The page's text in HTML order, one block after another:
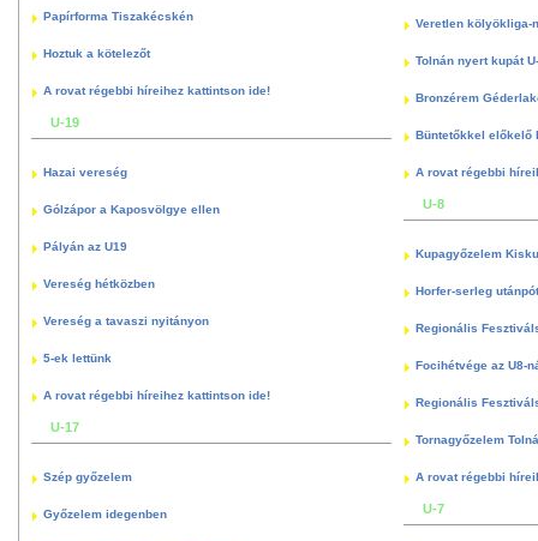
Papírforma Tiszakécskén
Hoztuk a kötelezőt
A rovat régebbi híreihez kattintson ide!
U-19
Hazai vereség
Gólzápor a Kaposvölgye ellen
Pályán az U19
Vereség hétközben
Vereség a tavaszi nyitányon
5-ek lettünk
A rovat régebbi híreihez kattintson ide!
U-17
Szép győzelem
Győzelem idegenben
Veretlen kölyökliga-
Tolnán nyert kupát
Bronzérem
Büntetőkkel előkelő
A rovat régebbi
U-8
Kupagyőzelem
Horfer-serleg
Regionális
Focihétvége az U8-
Regionális
Tornagyőzelem
A rovat régebbi
U-7